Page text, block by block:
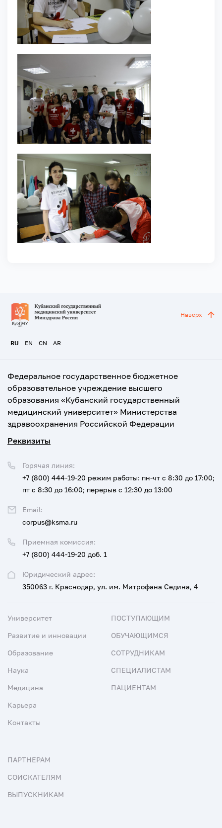
RU EN CN AR
Наверх
Федеральное государственное бюджетное
образовательное учреждение высшего
образования «Кубанский государственный
медицинский университет» Министерства
здравоохранения Российской Федерации
Реквизиты
Юридический адрес:
350063 г. Краснодар, ул. им. Митрофана Седина, 4
Приемная комиссия:
+7 (800) 444-19-20 доб. 1
Горячая линия:
+7 (800) 444-19-20 режим работы: пн-чт с 8:30 до 17:00;
пт с 8:30 до 16:00; перерыв с 12:30 до 13:00
Email:
corpus@ksma.ru
Университет
Развитие и инновации
Образование
Наука
Медицина
Карьера
Контакты
ПОСТУПАЮЩИМ
ОБУЧАЮЩИМСЯ
СОТРУДНИКАМ
СПЕЦИАЛИСТАМ
ПАЦИЕНТАМ
ПАРТНЕРАМ
СОИСКАТЕЛЯМ
ВЫПУСКНИКАМ